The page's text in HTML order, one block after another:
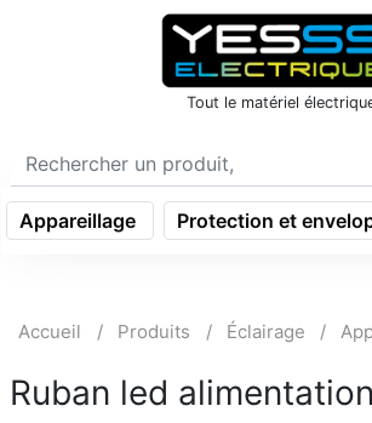
icon menu burger
Tout le matériel
Appareillage Protection et
Accueil Produits Éclairage
Ruban led alimentation